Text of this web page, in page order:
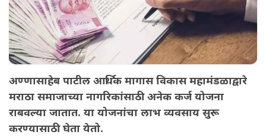
अण्णासाहेब पाटील आर्थिक मागास विकास महामंडळाद्वारे
मराठा समाजाच्या नागरिकांसाठी अनेक कर्ज योजना
राबवल्या जातात. या योजनांचा लाभ व्यवसाय सुरू
करण्यासाठी घेता येतो.